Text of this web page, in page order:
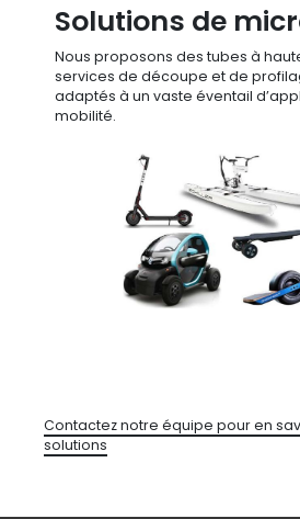
Solutions de
Nous proposons des tubes à
services de découpe et de
adaptés à un vaste éventail
mobilité.
Contactez notre équipe pour en
solutions